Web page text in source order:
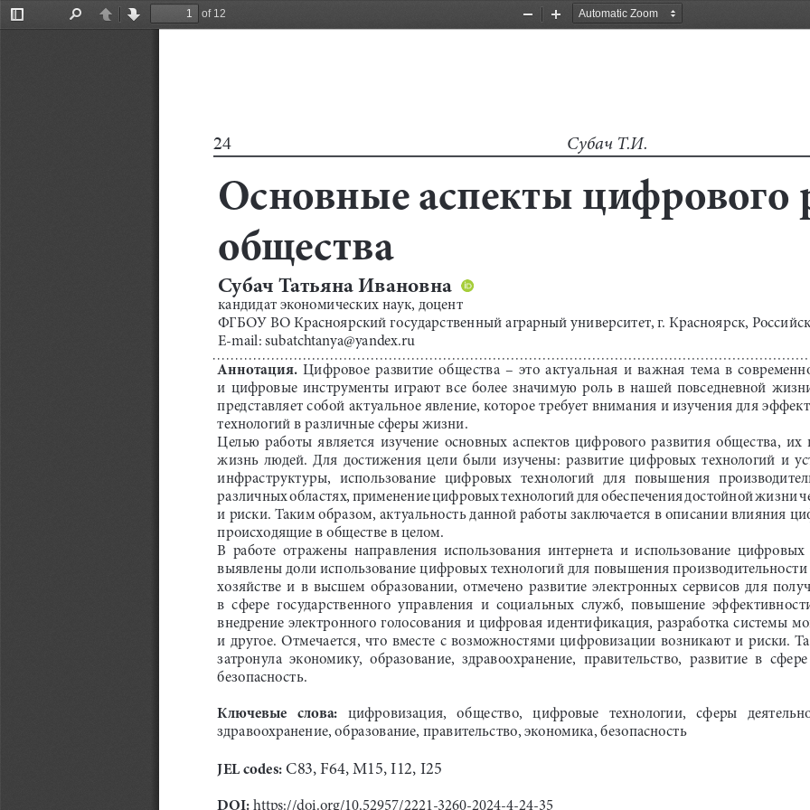
Toggle
PreviousNext
of 12
Zoom
Zoom
24 Субач Т.И.
Основные аспекты цифрового
общества
Аннотация.
Цифровое  развитие  общества  –  это  актуальная  и  важная  тема  в
и  цифровые  инструменты  играют  все  более  значимую  роль  в  нашей  повседневной
представляет собой актуальное явление, которое требует внимания и изучения для
технологий в различные сферы жизни.
Целью  работы  является  изучение  основных  аспектов  цифрового  развития  общества,  их
жизнь  людей.  Для  достижения  цели  были  изучены:  развитие  цифровых  технологий  и
инфраструктуры,   использование   цифровых   технологий   для   повышения
различных областях, применение цифровых технологий для обеспечения достойной жизни
и риски. Таким образом, актуальность данной работы заключается в описании влияния
происходящие в обществе в целом.
В  работе  отражены  направления  использования  интернета  и  использование  цифровых
выявлены доли использование цифровых технологий для повышения
хозяйстве  и  в  высшем  образовании,  отмечено  развитие  электронных  сервисов  для
в  сфере  государственного  управления  и  социальных  служб,  повышение
внедрение электронного голосования и цифровая идентификация, разработка системы
и  другое.  Отмечается,  что  вместе  с  возможностями  цифровизации  возникают  и  риски.
затронула  экономику,  образование,  здравоохранение,  правительство,  развитие  в
безопасность.
Ключевые   слова:
цифровизация,   общество,   цифровые   технологии,   сферы
здравоохранение, образование, правительство, экономика, безопасность
JEL codes: C83, F64, M15, I12, I25
DOI: https://doi.org/10.52957/2221-3260-2024-4-24-35
кандидат экономических наук, доцент
ФГБОУ ВО Красноярский государственный аграрный университет, г. Красноярск,
E-mail: subatchtanya@yandex.ru
Субач Татьяна Ивановна